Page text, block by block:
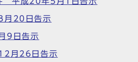
月20日告示
9日告示
月26日告示